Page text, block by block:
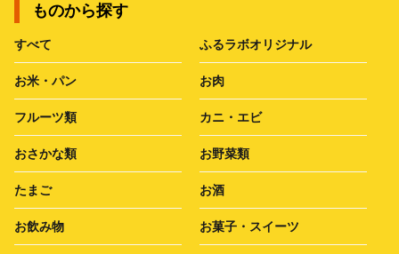
ものから探す
すべて ふるラボオリジナル
お米・パン お肉
フルーツ類 カニ・エビ
おさかな類 お野菜類
たまご お酒
お飲み物 お菓子・スイーツ